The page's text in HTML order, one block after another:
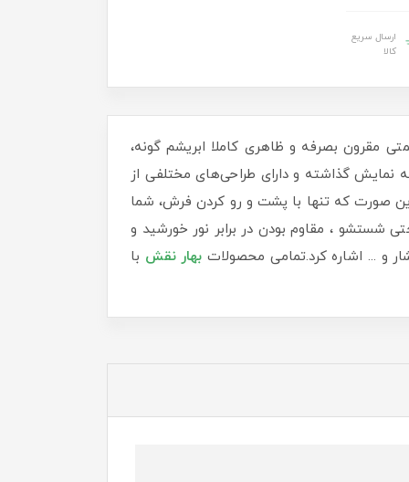
ارسال سریع
کالا
مقرون بصرفه و ظاهری کاملا ابریشم گونه،
نمایش گذاشته و دارای طراحی‌های مختلفی از
صورت که تنها با پشت و رو کردن فرش، شما
شستشو ، مقاوم بودن در برابر نور خورشید و
و ... اشاره کرد.تمامی محصولات بهار نقش با